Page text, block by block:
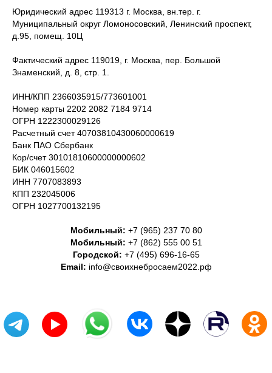
Юридический адрес 119313 г. Москва, вн.тер. г.
Муниципальный округ Ломоносовский, Ленинский проспект,
д.95, помещ. 10Ц
Фактический адрес 119019, г. Москва, пер. Большой
Знаменский, д. 8, стр. 1.
ИНН/КПП 2366035915/773601001
Номер карты 2202 2082 7184 9714
ОГРН 1222300029126
Расчетный счет 40703810430060000619
Банк ПАО Сбербанк
Кор/счет 30101810600000000602
БИК 046015602
ИНН 7707083893
КПП 232045006
ОГРН 1027700132195
Мобильный: +7 (965) 237 70 80
Мобильный: +7 (862) 555 00 51
Городской: +7 (495) 696-16-65
Email: info@своихнебросаем2022.рф